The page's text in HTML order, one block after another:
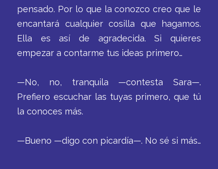
pensado. Por lo que la conozco creo que le
encantará cualquier cosilla que hagamos.
Ella es así de agradecida. Si quieres
empezar a contarme tus ideas primero…
—No, no, tranquila —contesta Sara—.
Prefiero escuchar las tuyas primero, que tú
la conoces más.
—Bueno —digo con picardía—. No sé si más…